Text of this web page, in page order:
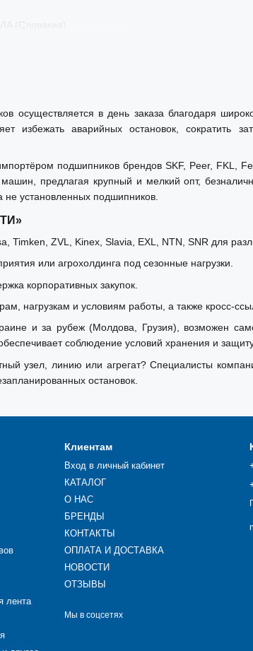
(Словакия)
осуществляется в день заказа благодаря
избежать аварийных остановок,
подшипников брендов SKF, Peer, FKL,
предлагая крупный и мелкий опт,
установленных подшипников.
Timken, ZVL, Kinex, Slavia, EXL, NTN, SNR для
или агрохолдинга под сезонные нагрузки.
корпоративных закупок.
нагрузкам и условиям работы, а также кросс-
и за рубеж (Молдова, Грузия), возможен
соблюдение условий хранения и
узел, линию или агрегат? Специалисты
остановок.
лента
Клиентам
Вход в личный кабинет
КАТАЛОГ
О НАС
БРЕНДЫ
КОНТАКТЫ
ОПЛАТА И ДОСТАВКА
НОВОСТИ
ОТЗЫВЫ
Мы в соцсетях